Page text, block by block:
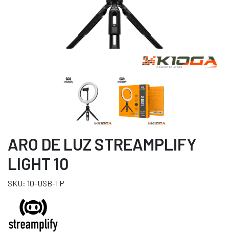
ARO DE LUZ STREAMPLIFY
LIGHT 10
SKU: 10-USB-TP